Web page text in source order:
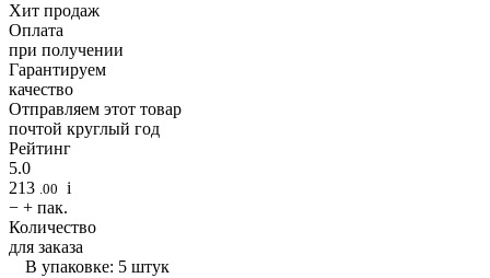
Хит продаж
Оплата
при получении
Гарантируем
качество
Отправляем этот товар
почтой круглый год
Рейтинг
5.0
213 .00 i
− + пак.
Количество
для заказа
В упаковке: 5 штук